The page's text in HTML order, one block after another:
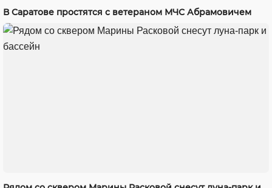
В Саратове простятся с ветераном МЧС Абрамовичем